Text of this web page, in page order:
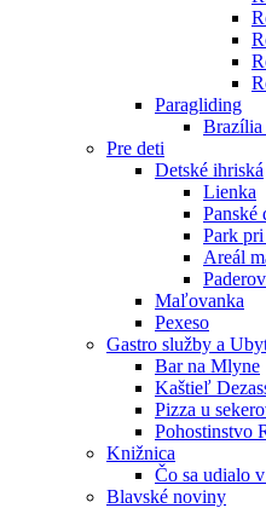
Paragliding
Brazília
Pre deti
Detské ihriská
Lienka
Panské
Park
Areál
Maľovanka
Pexeso
Gastro služby a
Bar na Mlyne
Kaštieľ
Pizza u
Pohostinstvo
Knižnica
Čo sa udialo
Blavské noviny